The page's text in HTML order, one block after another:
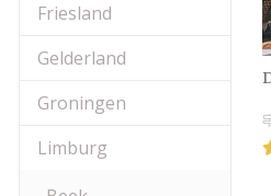
Friesland
Gelderland
Groningen
Limburg